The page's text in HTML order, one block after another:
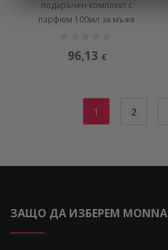
подаръчен комплект с
парфюм 100мл за мъже
96,13 €
1 2
ЗАЩО ДА ИЗБЕРЕМ MONNA